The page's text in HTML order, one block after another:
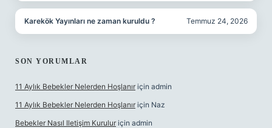
Karekök Yayınları ne zaman kuruldu ? Temmuz 24, 2026
SON YORUMLAR
11 Aylık Bebekler Nelerden Hoşlanır için admin
11 Aylık Bebekler Nelerden Hoşlanır için Naz
Bebekler Nasıl Iletişim Kurulur için admin